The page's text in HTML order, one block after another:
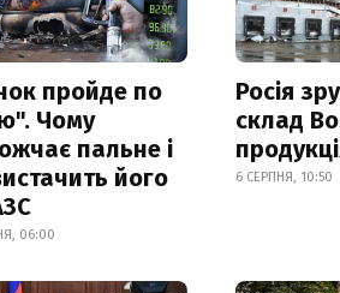
пройде по
Чому
пальне і
його
06:00
Росія
склад
6 СЕРПНЯ, 10:50